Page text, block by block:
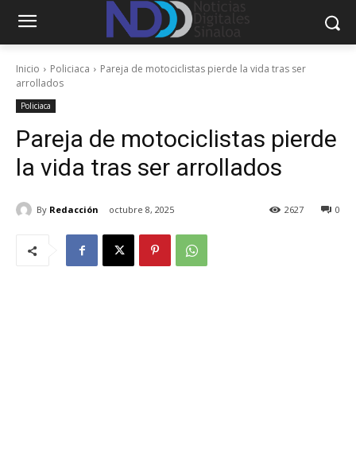
Inicio Policiaca
Pareja de motociclistas pierde la vida tras ser
arrollados
Policiaca
Pareja de motociclistas pierde
la vida tras ser arrollados
By Redacción octubre 8, 2025 0
2627